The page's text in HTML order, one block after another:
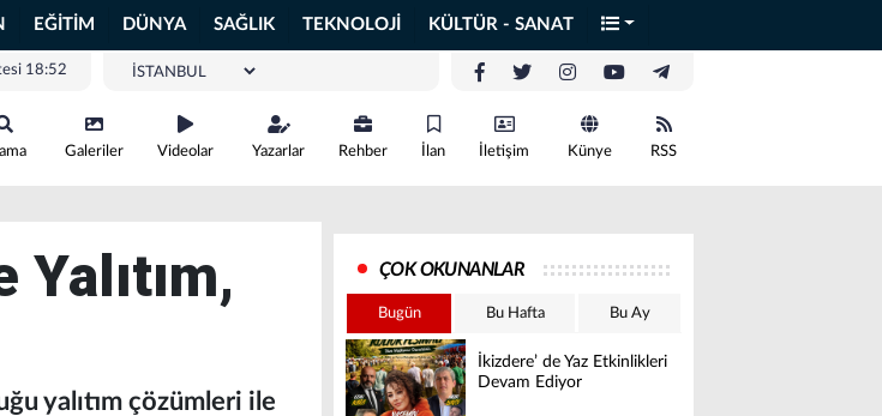
EĞİTİM DÜNYA SAĞLIK TEKNOLOJİ KÜLTÜR - SANAT
18:52
Galeriler Videolar Yazarlar Rehber İlan İletişim Künye RSS
yalıtım çözümleri ile
ÇOK OKUNANLAR
Bugün Bu Hafta Bu Ay
İkizdere’ de Yaz Etkinlikleri
Devam Ediyor